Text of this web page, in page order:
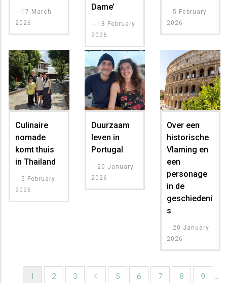
- 17 March
2026
Dame’
- 18 February
2026
- 5 February
2026
Culinaire
nomade
komt thuis
in Thailand
- 5 February
2026
Duurzaam
leven in
Portugal
- 20 January
2026
Over een
historische
Vlaming en
een
personage
in de
geschiedeni
s
- 20 January
2026
Huidige
1 Pagina
2 Pagina
3 Pagina
4 Pagina
5 Pagina
6 Pagina
7 Pagina
8 Pagina
9 …